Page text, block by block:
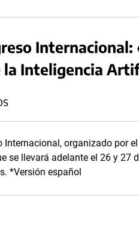
Inteligencia
Internacional, organizado por
se llevará adelante el 26 y 27
*Versión español